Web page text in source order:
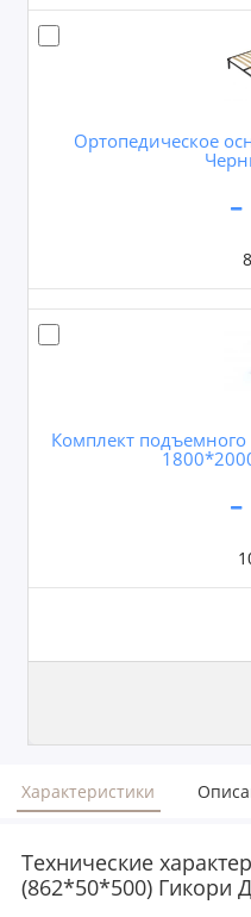
Ортопедическое
Комплект
Характеристики
Технические
(862*50*500) Гикори